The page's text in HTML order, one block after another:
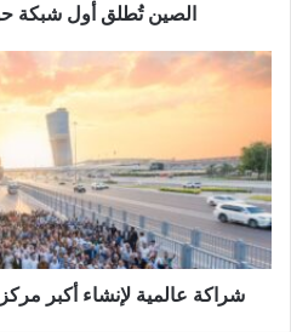
الصين تُطلق أول شبكة
شراكة
عالمية
أكبر
مركز
بيانات
عالمي
في
أبو
ظبيشراكة عالمية لإنشاء أكبر